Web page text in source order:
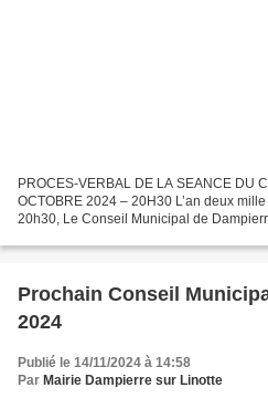
PROCES-VERBAL DE LA SEANCE DU
OCTOBRE 2024 – 20H30 L’an deux
20h30, Le Conseil Municipal de
Prochain Conseil
2024
Publié le 14/11/2024 à 14:58
Par Mairie Dampierre sur Linotte